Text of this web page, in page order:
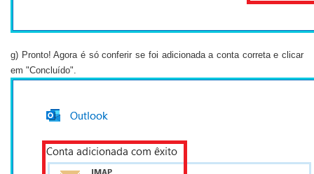
g) Pronto! Agora é só conferir se foi adicionada a conta correta e clicar
em "Concluído".